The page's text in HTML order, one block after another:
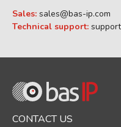
Sales: sales@bas-ip.com
Technical support:
CONTACT US